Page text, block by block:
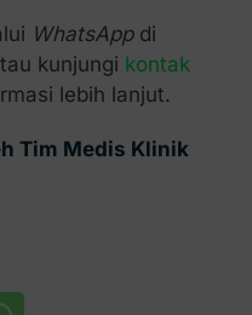
WhatsAppdi
kunjungi kontak
lebih lanjut.
Tim Medis Klinik